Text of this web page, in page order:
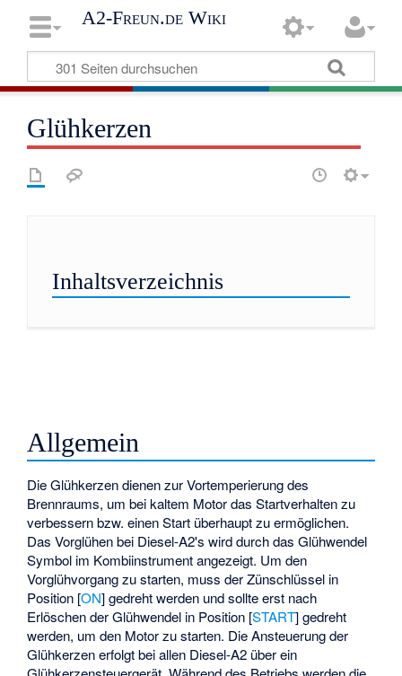
A2-Freun.de Wiki
Glühkerzen
Inhaltsverzeichnis
Allgemein
Die Glühkerzen dienen zur Vortemperierung des
Brennraums, um bei kaltem Motor das Startverhalten zu
verbessern bzw. einen Start überhaupt zu ermöglichen.
Das Vorglühen bei Diesel-A2's wird durch das Glühwendel
Symbol im Kombiinstrument angezeigt. Um den
Vorglühvorgang zu starten, muss der Zünschlüssel in
Position [ON] gedreht werden und sollte erst nach
Erlöschen der Glühwendel in Position [START] gedreht
werden, um den Motor zu starten. Die Ansteuerung der
Glühkerzen erfolgt bei allen Diesel-A2 über ein